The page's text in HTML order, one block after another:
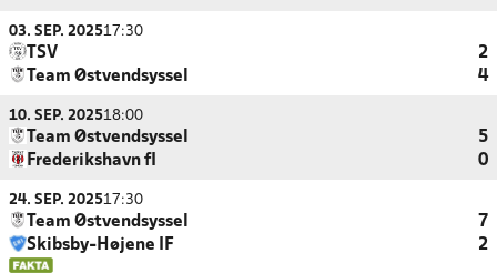
03. SEP. 202517:30
TSV
2
Team Østvendsyssel
4
10. SEP. 202518:00
Team Østvendsyssel
5
Frederikshavn fI
0
24. SEP. 202517:30
Team Østvendsyssel
7
Skibsby-Højene IF
2